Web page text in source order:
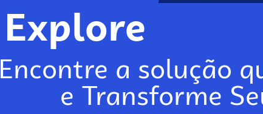
Explore
Encontre a solução
e Transforme